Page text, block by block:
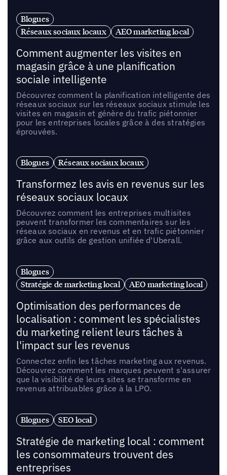
Blogues
Réseaux sociaux locaux
AEO marketing local
Comment augmenter les visites en
magasin grâce à une planification
sociale intelligente
Découvrez comment la planification intelligente des
réseaux sociaux sur les réseaux sociaux stimule les
visites en magasin et génère du trafic piétonnier
pour les entreprises locales grâce à des stratégies
éprouvées.
Blogues Réseaux sociaux locaux
Transformez les avis en revenus sur les
réseaux sociaux locaux
Découvrez comment les entreprises multisites
peuvent transformer les commentaires sur les
réseaux sociaux en revenus et en trafic piétonnier
grâce aux outils de gestion unifiée d'Uberall.
Blogues
Stratégie de marketing local
AEO marketing local
Optimisation des performances de
localisation : comment les spécialistes
du marketing relient leurs tâches à
l'impact sur les revenus
Connectez enfin les tâches marketing aux revenus.
Découvrez comment les marques peuvent s'assurer
que la visibilité de leurs sites se transforme en
revenus attribuables grâce à la LPO.
Blogues SEO local
Stratégie de marketing local : comment
les consommateurs trouvent des
entreprises